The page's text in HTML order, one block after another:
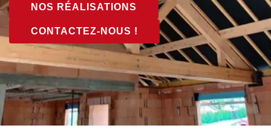
NOS RÉALISATIONS
CONTACTEZ-NOUS !